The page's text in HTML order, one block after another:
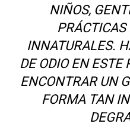
NIÑOS,
INNATURALES.
DE ODIO EN ESTE
ENCONTRAR UN
FORMA TAN